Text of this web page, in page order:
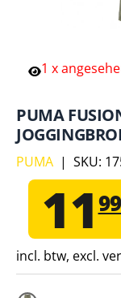
1 x
PUMA
PUMA | SKU:
1199
incl. btw, excl.